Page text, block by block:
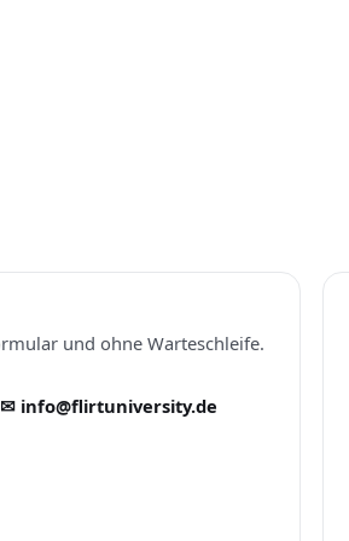
und ohne Warteschleife.
✉ info@flirtuniversity.de